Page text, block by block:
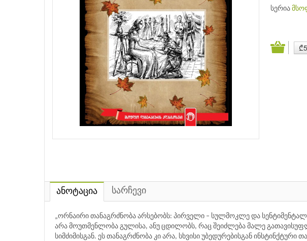
სერია
ანოტაცია სარჩევი
„ორნაირი თანაგრძნობა არსებობს: პირველი – სულმოკლე და
არა მოუთმენლობა გულისა, ანუ ცდილობს, რაც შეიძლება მალე
სიმძიმისგან. ეს თანაგრძნობა კი არა, სხვისი უბედურებისგან ინსტინქტური